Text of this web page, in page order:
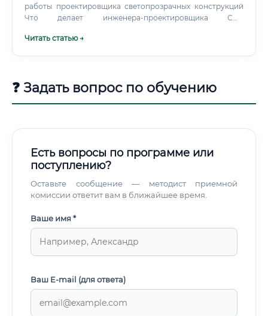
работы проектировщика светопрозрачных конструкций
Что делает инженера-проектировщика СПК
комбинация из знании физики, владения
Читать статью →
❓ Задать вопрос по обучению
Есть вопросы по программе или
поступлению?
Оставьте сообщение — методист приемной
комиссии ответит вам в ближайшее время.
Ваше имя *
Ваш E-mail (для ответа)